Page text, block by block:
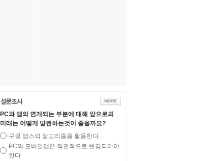
PC와 앱의 연개되는 부분에 대해 앞으로의
미래는 어떻게 발전하는것이 좋을까요?
구글 앱스의 알고리즘을 활용한다
PC와 모바일앱은 직관적으로 변경되어야
한다